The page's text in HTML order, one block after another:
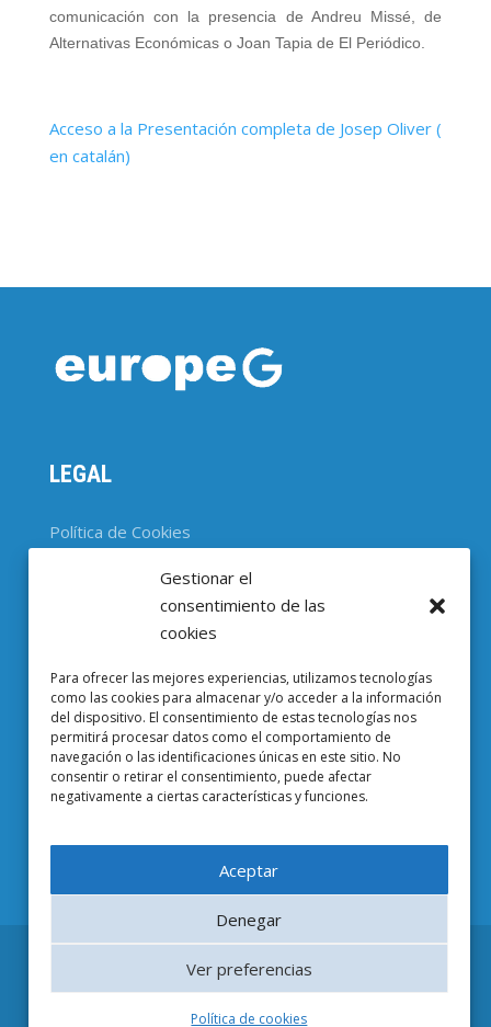
Gestionar el
consentimiento de las
cookies
Para ofrecer las mejores experiencias, utilizamos tecnologías
como las cookies para almacenar y/o acceder a la información
del dispositivo. El consentimiento de estas tecnologías nos
permitirá procesar datos como el comportamiento de
navegación o las identificaciones únicas en este sitio. No
consentir o retirar el consentimiento, puede afectar
negativamente a ciertas características y funciones.
Aceptar
Denegar
Ver preferencias
Política de cookies
comunicación con la presencia de Andreu Missé, de
Alternativas Económicas o Joan Tapia de El Periódico.
Acceso a la Presentación completa de Josep Oliver (
en catalán)
LEGAL
Política de Cookies
CONTACTO
Baldiri i Reixac, 4-8, 08028 Barcelona
93 403 37 23
 Email EuropeG
© 2019 EuropeG. All Rights Reserved | Design by
Dinamic Comunicació